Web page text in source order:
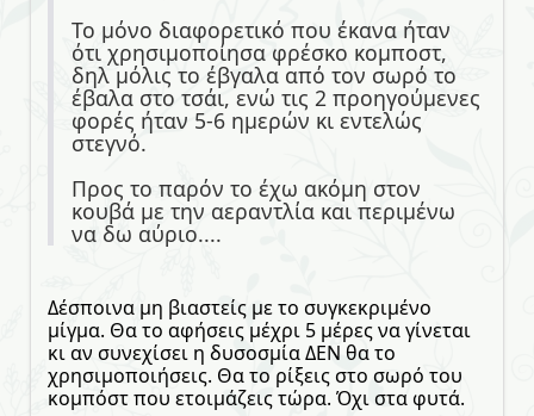
Το μόνο διαφορετικό που έκανα ήταν
ότι χρησιμοποίησα φρέσκο κομποστ,
δηλ μόλις το έβγαλα από τον σωρό το
έβαλα στο τσάι, ενώ τις 2 προηγούμενες
φορές ήταν 5-6 ημερών κι εντελώς
στεγνό.
Προς το παρόν το έχω ακόμη στον
κουβά με την αεραντλία και περιμένω
να δω αύριο....
Δέσποινα μη βιαστείς με το συγκεκριμένο
μίγμα. Θα το αφήσεις μέχρι 5 μέρες να γίνεται
κι αν συνεχίσει η δυσοσμία ΔΕΝ θα το
χρησιμοποιήσεις. Θα το ρίξεις στο σωρό του
κομπόστ που ετοιμάζεις τώρα. Όχι στα φυτά.